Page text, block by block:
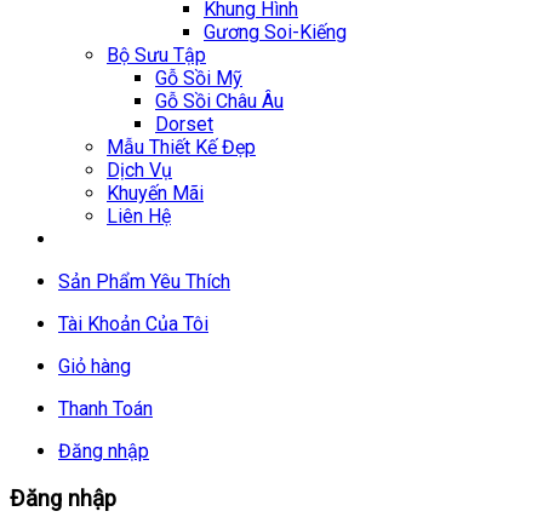
Khung Hình
Gương Soi-Kiếng
Bộ Sưu Tập
Gỗ Sồi Mỹ
Gỗ Sồi Châu Âu
Dorset
Mẫu Thiết Kế Đẹp
Dịch Vụ
Khuyến Mãi
Liên Hệ
Sản Phẩm Yêu Thích
Tài Khoản Của Tôi
Giỏ hàng
Thanh Toán
Đăng nhập
Đăng nhập